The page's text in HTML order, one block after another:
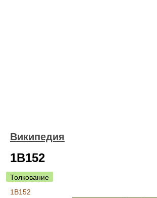
Википедия
1В152
Толкование
1В152